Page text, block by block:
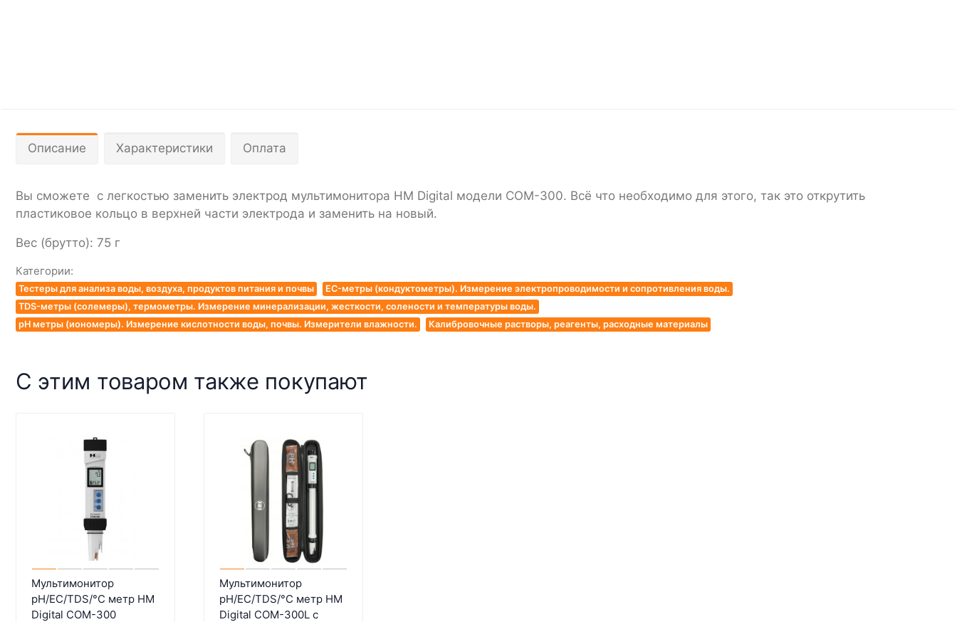
Описание Характеристики Оплата
Вы сможете с легкостью заменить электрод мультимонитора HM Digital модели COM-300. Всё что необходимо для этого, так это открутить
пластиковое кольцо в верхней части электрода и заменить на новый.
Вес (брутто): 75 г
Категории:
Тестеры для анализа воды, воздуха, продуктов питания и почвы
EC-метры (кондуктометры). Измерение электропроводимости и сопротивления воды.
TDS-метры (солемеры), термометры. Измерение минерализации, жесткости, солености и температуры воды.
pH метры (иономеры). Измерение кислотности воды, почвы. Измерители влажности.
Калибровочные растворы, реагенты, расходные материалы
С этим товаром также покупают
Мультимонитор
pH/EC/TDS/°С метр HM
Digital COM-300
Мультимонитор
pH/EC/TDS/°С метр HM
Digital COM-300L с